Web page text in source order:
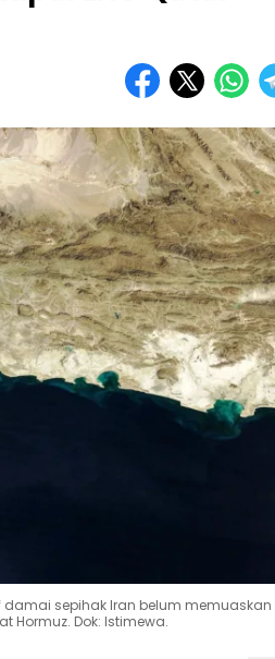
sepihak Iran belum memuaskan
Hormuz. Dok: Istimewa.